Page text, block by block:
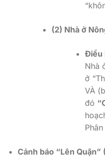
(2) Nhà ở
Điều
Nhà
ở
VÀ
đó
Cảnh báo “Lên